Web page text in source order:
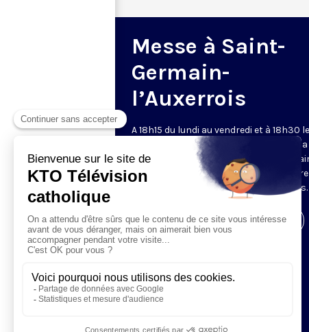
Messe à Saint-
Germain-
l’Auxerrois
A 18h15 du lundi au vendredi et à 18h30 le
samedi et dimanche, KTO retransmet la
messe en direct de l'église Saint-
l'Auxerrois, grâce au recteur
aux chapelains de Notre-Dame de Paris.
Visiter la page de l'émission